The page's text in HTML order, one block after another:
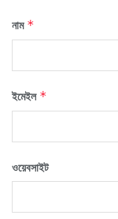
নাম *
ইমেইল *
ওয়েবসাইট